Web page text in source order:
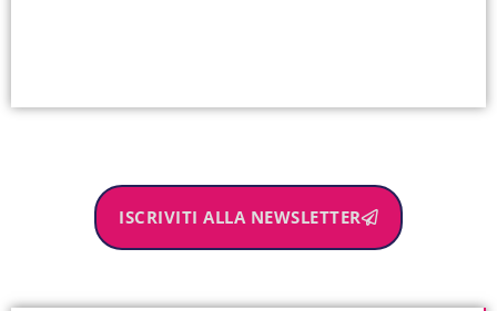
ISCRIVITI ALLA NEWSLETTER